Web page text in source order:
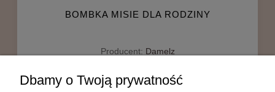
BOMBKA MISIE DLA RODZINY
Producent: Damelz
12,00 zł
zawiera 23% VAT, bez kosztów dostawy
Dbamy o Twoją prywatność